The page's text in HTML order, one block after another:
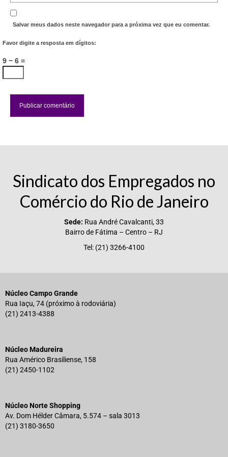
Publicações
Perguntas frequentes
COMUNICAÇÃO
PESQUISA 6×1
Salvar meus dados neste navegador para a próxima vez que eu comentar.
Favor digite a resposta em dígitos:
9 − 6 =
Sindicato dos Empregados no
Comércio do Rio de Janeiro
Sede: Rua André Cavalcanti, 33
Bairro de Fátima – Centro – RJ
Tel: (21) 3266-4100
Núcleo Campo Grande
Rua Iaçu, 74 (próximo à rodoviária)
(21) 2413-4388
Núcleo Madureira
Rua Américo Brasiliense, 158
(21) 2450-1102
Núcleo Norte Shopping
Av. Dom Hélder Câmara, 5.574 – sala 3013
(21) 3180-3650